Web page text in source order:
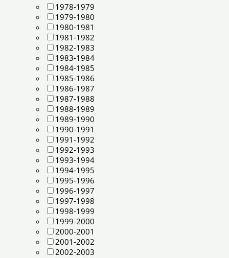
1978-1979
1979-1980
1980-1981
1981-1982
1982-1983
1983-1984
1984-1985
1985-1986
1986-1987
1987-1988
1988-1989
1989-1990
1990-1991
1991-1992
1992-1993
1993-1994
1994-1995
1995-1996
1996-1997
1997-1998
1998-1999
1999-2000
2000-2001
2001-2002
2002-2003